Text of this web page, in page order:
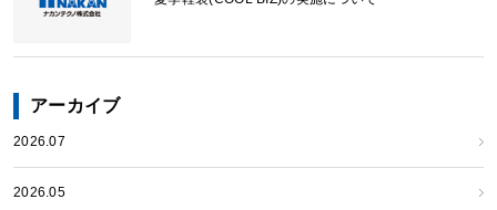
アーカイブ
2026.07
2026.05